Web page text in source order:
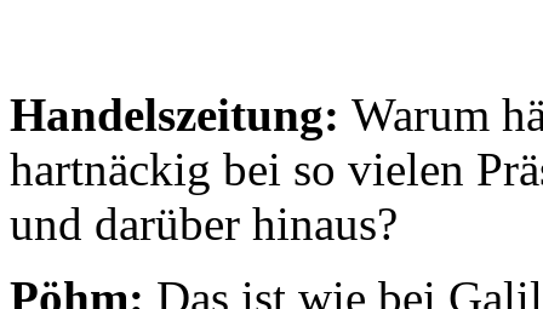
Handelszeitung: Warum
hartnäckig bei so vielen
und darüber hinaus?
Pöhm: Das ist wie bei